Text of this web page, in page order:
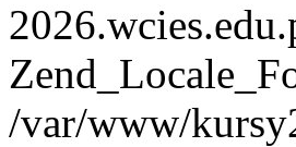
/var/www/